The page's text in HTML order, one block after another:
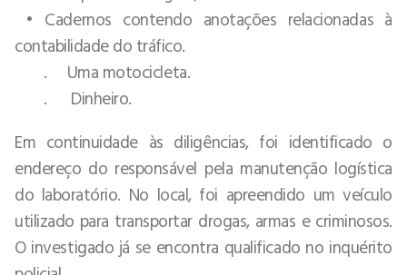
• Cadernos contendo anotações relacionadas à
contabilidade do tráfico.
. Uma motocicleta.
. Dinheiro.
Em continuidade às diligências, foi identificado o
endereço do responsável pela manutenção logística
do laboratório. No local, foi apreendido um veículo
utilizado para transportar drogas, armas e criminosos.
O investigado já se encontra qualificado no inquérito